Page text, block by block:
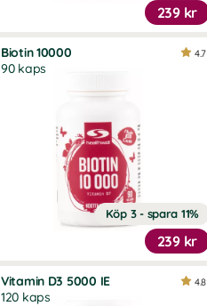
239 kr
Biotin 10000
90 kaps
Köp 3 - spara 11%
239 kr
4.7
Vitamin D3 5000 IE
120 kaps
4.8